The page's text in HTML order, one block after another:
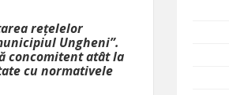
rețelelor
Ungheni”.
concomitent atât la
cu normativele